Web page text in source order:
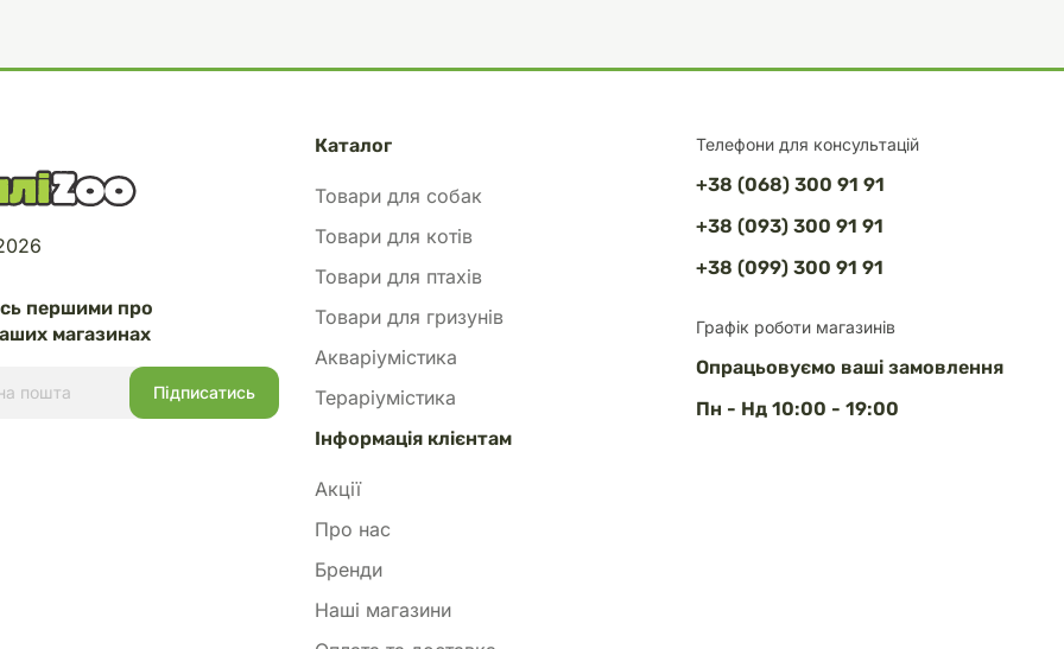
Телефони для консультацій
+38 (068) 300 91 91
+38 (093) 300 91 91
+38 (099) 300 91 91
Графік роботи магазинів
Опрацьовуємо ваші замовлення
Пн - Нд 10:00 - 19:00
першими про
магазинах
Каталог
Товари для собак
Товари для котів
Товари для птахів
Товари для гризунів
Акваріумістика
Тераріумістика
Інформація клієнтам
Акції
Про нас
Бренди
Наші магазини